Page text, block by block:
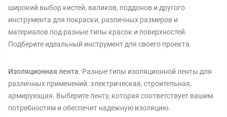
широкий выбор кистей, валиков, поддонов и другого
инструмента для покраски, различных размеров и
материалов под разные типы красок и поверхностей.
Подберите идеальный инструмент для своего проекта.
Изоляционная лента. Разные типы изоляционной ленты для
различных применений: электрическая, строительная,
армирующая. Выберите ленту, которая соответствует вашим
потребностям и обеспечит надежную изоляцию.